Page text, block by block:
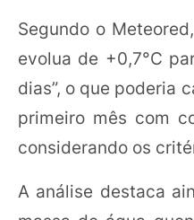
Segundo o
evolua de +0,7°C
dias”, o que poderia
primeiro mês com
considerando os
A análise destaca